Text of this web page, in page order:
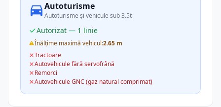
Autoturisme
Autoturisme și vehicule sub 3.5t
Autorizat — 1 linie
Înălțime maximă vehicul:2.65 m
Tractoare
Autovehicule fără servofrână
Remorci
Autovehicule GNC (gaz natural comprimat)